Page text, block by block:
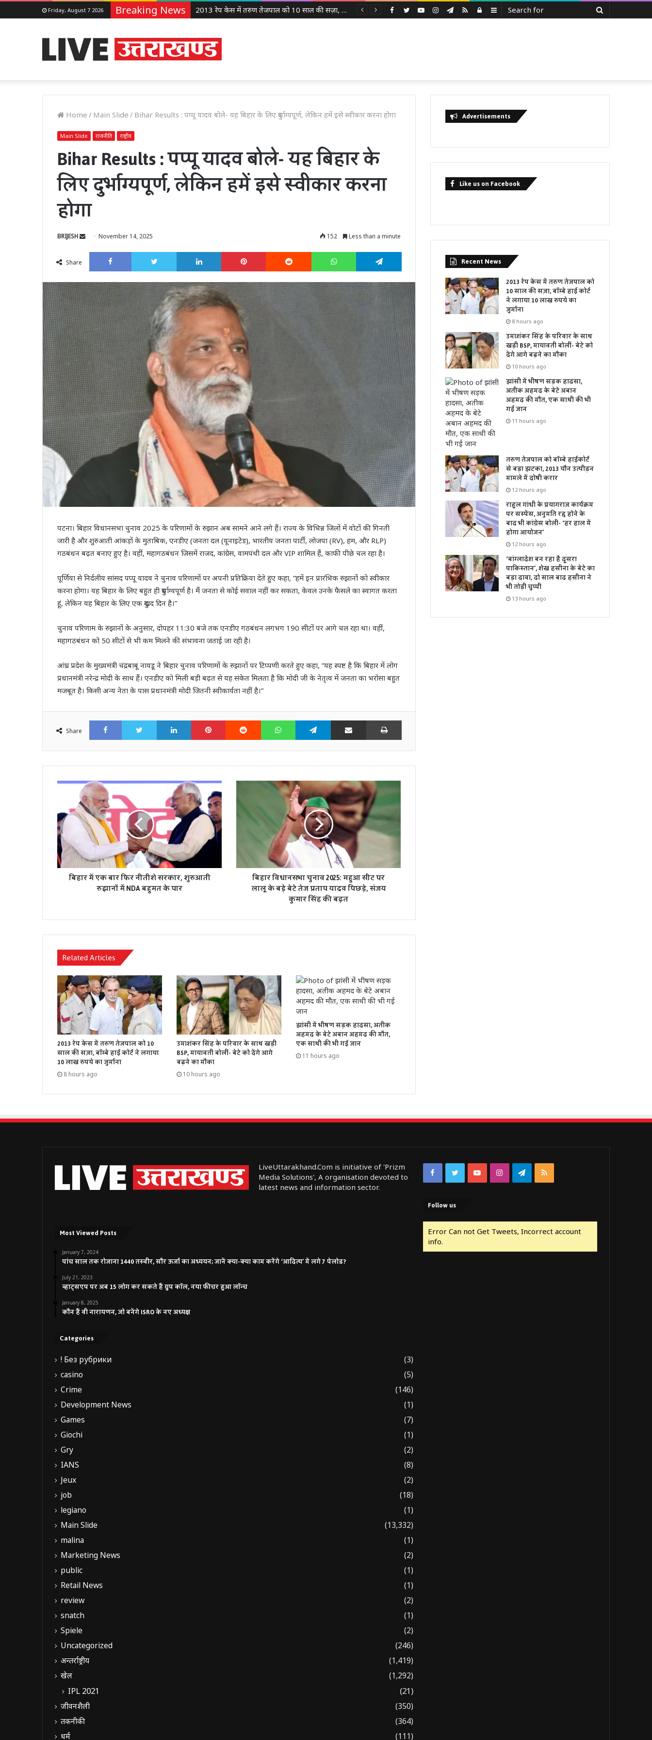
Friday, August 7 2026 Breaking News 2013 रेप केस में तरुण तेजपाल को 10 साल की सज़ा, बॉम्बे हाई कोर्ट ने लगाया 10 लाख रुपये का जुर्माना Sidebar
Log
RSS
Telegram
Instagram
YouTube
Twitter
Facebook
Home / Main Slide / Bihar Results : पप्पू यादव बोले- यह बिहार के लिए दुर्भाग्यपूर्ण, लेकिन हमें इसे स्वीकार करना होगा
Main Slide राजनीति राष्ट्रीय
Bihar Results : पप्पू यादव बोले- यह बिहार के
लिए दुर्भाग्यपूर्ण, लेकिन हमें इसे स्वीकार करना
होगा
BRIJESH
SendNovember 14, 2025 152 Less than a minute
Share
Facebook Twitter LinkedIn Pinterest Reddit WhatsApp Telegram
पटना। बिहार विधानसभा चुनाव 2025 के परिणामों के रुझान अब सामने आने लगे हैं। राज्य के विभिन्न जिलों में वोटों की गिनती
जारी है और शुरुआती आंकड़ों के मुताबिक, एनडीए (जनता दल (यूनाइटेड), भारतीय जनता पार्टी, लोजपा (RV), हम, और RLP)
गठबंधन बढ़त बनाए हुए है। वहीं, महागठबंधन जिसमें राजद, कांग्रेस, वामपंथी दल और VIP शामिल हैं, काफी पीछे चल रहा है।
पूर्णिया से निर्दलीय सांसद पप्पू यादव ने चुनाव परिणामों पर अपनी प्रतिक्रिया देते हुए कहा, “हमें इन प्रारंभिक रुझानों को स्वीकार
करना होगा। यह बिहार के लिए बहुत ही दुर्भाग्यपूर्ण है। मैं जनता से कोई सवाल नहीं कर सकता, केवल उनके फैसले का स्वागत करता
हूं, लेकिन यह बिहार के लिए एक दुखद दिन है।”
चुनाव परिणाम के रुझानों के अनुसार, दोपहर 11:30 बजे तक एनडीए गठबंधन लगभग 190 सीटों पर आगे चल रहा था। वहीं,
महागठबंधन को 50 सीटों से भी कम मिलने की संभावना जताई जा रही है।
आंध्र प्रदेश के मुख्यमंत्री चंद्रबाबू नायडू ने बिहार चुनाव परिणामों के रुझानों पर टिप्पणी करते हुए कहा, “यह स्पष्ट है कि बिहार में लोग
प्रधानमंत्री नरेन्द्र मोदी के साथ हैं। एनडीए को मिली बड़ी बढ़त से यह संकेत मिलता है कि मोदी जी के नेतृत्व में जनता का भरोसा बहुत
मजबूत है। किसी अन्य नेता के पास प्रधानमंत्री मोदी जितनी स्वीकार्यता नहीं है।”
Share
FacebookTwitter LinkedIn Pinterest Reddit WhatsAppTelegram Share via Email Print
बिहार में एक बार फिर नीतीशे सरकार, शुरुआती
रुझानों में NDA बहुमत के पार
बिहार विधानसभा चुनाव 2025: महुआ सीट पर
लालू के बड़े बेटे तेज प्रताप यादव पिछड़े, संजय
कुमार सिंह की बढ़त
Related Articles
2013 रेप केस में तरुण तेजपाल को 10
साल की सज़ा, बॉम्बे हाई कोर्ट ने लगाया
10 लाख रुपये का जुर्माना
8 hours ago
उमाशंकर सिंह के परिवार के साथ खड़ी
BSP, मायावती बोलीं- बेटे को देंगे आगे
बढ़ने का मौका
10 hours ago
झांसी में भीषण सड़क हादसा, अतीक
अहमद के बेटे अबान अहमद की मौत,
एक साथी की भी गई जान
11 hours ago
Advertisements
Like us on Facebook
Recent News
2013 रेप केस में तरुण तेजपाल को
10 साल की सज़ा, बॉम्बे हाई कोर्ट
ने लगाया 10 लाख रुपये का
जुर्माना
8 hours ago
उमाशंकर सिंह के परिवार के साथ
खड़ी BSP, मायावती बोलीं- बेटे को
देंगे आगे बढ़ने का मौका
10 hours ago
झांसी में भीषण सड़क हादसा,
अतीक अहमद के बेटे अबान
अहमद की मौत, एक साथी की भी
गई जान
11 hours ago
तरुण तेजपाल को बॉम्बे हाईकोर्ट
से बड़ा झटका, 2013 यौन उत्पीड़न
मामले में दोषी करार
12 hours ago
राहुल गांधी के प्रयागराज कार्यक्रम
पर सस्पेंस, अनुमति रद्द होने के
बाद भी कांग्रेस बोली- ‘हर हाल में
होगा आयोजन’
12 hours ago
‘बांग्लादेश बन रहा है दूसरा
पाकिस्तान’, शेख हसीना के बेटे का
बड़ा दावा, दो साल बाद हसीना ने
भी तोड़ी चुप्पी
13 hours ago
LiveUttarakhand.Com is initiative of 'Prizm
Media Solutions', A organisation devoted to
latest news and information sector.
Most Viewed Posts
January 7, 2024
पांच साल तक रोजाना 1440 तस्वीर, सौर ऊर्जा का अध्ययन; जानें क्या-क्या काम करेंगे ‘आदित्य’ में लगे 7 पेलोड?
July 21, 2023
व्हाट्सएप पर अब 15 लोग कर सकते हैं ग्रुप कॉल, नया फीचर हुआ लॉन्च
January 8, 2025
कौन हैं वी नारायणन, जो बनेंगे ISRO के नए अध्यक्ष
Categories
! Без рубрики
(3)
casino
(5)
Crime
(146)
Development News
(1)
Games
(7)
Giochi
(1)
Gry
(2)
IANS
(8)
Jeux
(2)
job
(18)
legiano
(1)
Main Slide
(13,332)
malina
(1)
Marketing News
(2)
public
(1)
Retail News
(1)
review
(2)
snatch
(1)
Spiele
(2)
Uncategorized
(246)
अन्तर्राष्ट्रीय
(1,419)
खेल
(1,292)
IPL 2021 (21)
जीवनशैली
(350)
तकनीकी
(364)
धर्म
(111)
FacebookTwitterYouTubeInstagramTelegram
RSS
Follow us
Error Can not Get Tweets, Incorrect account
info.